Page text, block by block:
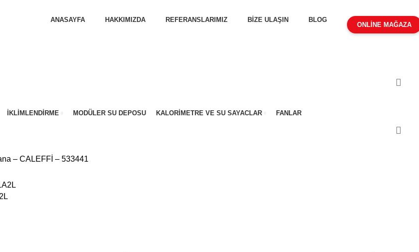
ANASAYFA HAKKIMIZDA REFERANSLARIMIZ BİZE ULAŞIN BLOG
ONLİNE MAĞAZA
İKLIMLENDIRME MODÜLER SU DEPOSU KALORIMETRE VE SU SAYACLAR FANLAR
– CALEFFİ – 533441